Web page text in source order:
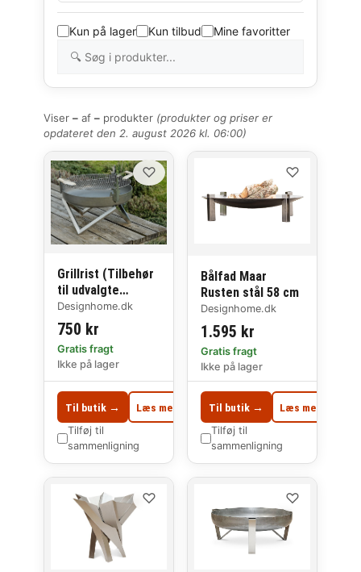
Kun på lager Kun tilbud Mine favoritter
Viser – af – produkter (produkter og priser er
opdateret den 2. august 2026 kl. 06:00)
♡
Grillrist (Tilbehør
til udvalgte
modeller) 49 cm
Designhome.dk
750 kr
Gratis fragt
Ikke på lager
Til butik → Læs mere
Tilføj til
sammenligning
♡
Bålfad Maar
Rusten stål 58 cm
Designhome.dk
1.595 kr
Gratis fragt
Ikke på lager
Til butik → Læs mere
Tilføj til
sammenligning
♡ ♡